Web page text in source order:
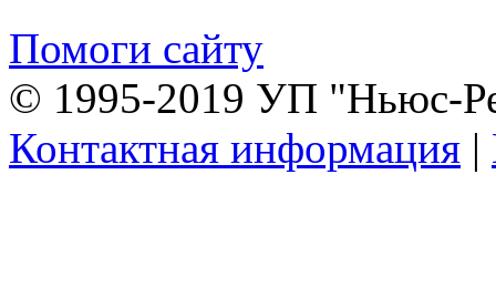
Помоги сайту
© 1995-2019 УП "Ньюс-
Контактная информация |